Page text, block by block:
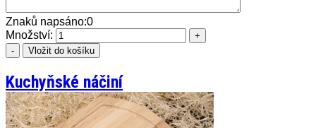
Znaků napsáno:0
Množství:
Kuchyňské náčiní